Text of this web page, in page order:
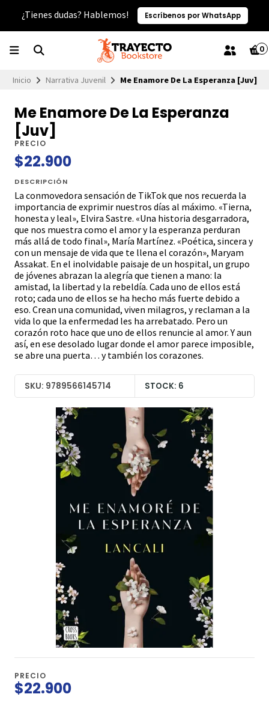
¿Tienes dudas? Hablemos! Escríbenos por WhatsApp
0
Inicio Narrativa Juvenil Me Enamore De La Esperanza [Juv]
Me Enamore De La Esperanza
[Juv]
PRECIO
$22.900
DESCRIPCIÓN
La conmovedora sensación de TikTok que nos recuerda la
importancia de exprimir nuestros días al máximo. «Tierna,
honesta y leal», Elvira Sastre. «Una historia desgarradora,
que nos muestra como el amor y la esperanza perduran
más allá de todo final», María Martínez. «Poética, sincera y
con un mensaje de vida que te llena el corazón», Maryam
Assakat. En el inolvidable paisaje de un hospital, un grupo
de jóvenes abrazan la alegría que tienen a mano: la
amistad, la libertad y la rebeldía. Cada uno de ellos está
roto; cada uno de ellos se ha hecho más fuerte debido a
eso. Crean una comunidad, viven milagros, y reclaman a la
vida lo que la enfermedad les ha arrebatado. Pero un
corazón roto hace que uno de ellos renuncie al amor. Y aun
así, en ese desolado lugar donde el amor parece imposible,
se abre una puerta… y también los corazones.
SKU: 9789566145714 STOCK: 6
PRECIO
$22.900